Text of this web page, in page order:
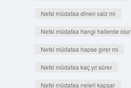
Nefsi müdafaa dinen caiz mi
Nefsi müdafaa hangi hallerde olur
Nefsi müdafaa hapse girer mi
Nefsi müdafaa kaç yıl sürer
Nefsi müdafaa neleri kapsar